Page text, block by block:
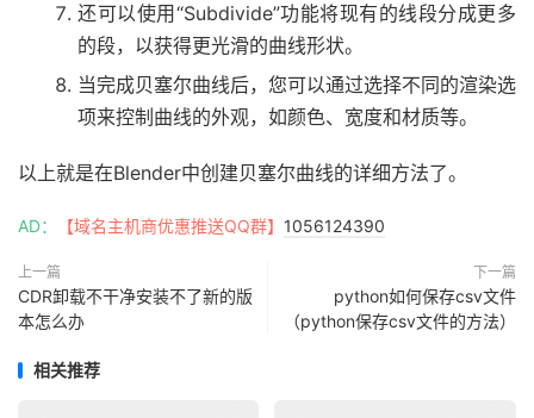
还可以使用“Subdivide”功能将现有的线段分成更多
的段，以获得更光滑的曲线形状。
当完成贝塞尔曲线后，您可以通过选择不同的渲染选
项来控制曲线的外观，如颜色、宽度和材质等。
以上就是在Blender中创建贝塞尔曲线的详细方法了。
AD： 【域名主机商优惠推送QQ群】 1056124390
上一篇
CDR卸载不干净安装不了新的版
本怎么办
下一篇
python如何保存csv文件
（python保存csv文件的方法）
相关推荐